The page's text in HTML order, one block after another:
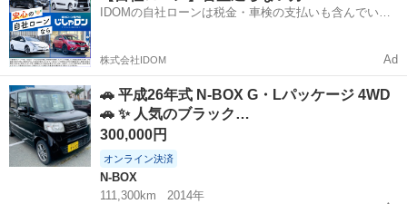
Ｖ キーフリー ス
マキー フルオート
エアコン ＥＳＣ
（車検整備付）
プ スマートキー
Ｃ オートライト
デ
整
IDOMの自社ローンは税金・車検の支払いも含んでいる
株式会社IDOM Ad
🚗 平成26年式 N-BOX G・Lパッケージ 4WD
🚗 ✨ 人気のブラック…
300,000円
オンライン決済
N-BOX
111,300km
2014年